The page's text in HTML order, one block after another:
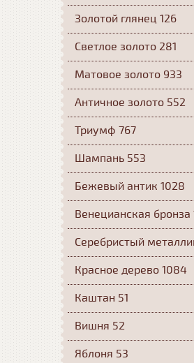
Золотой глянец 126
Светлое золото 281
Матовое золото 933
Античное золото 552
Триумф 767
Шампань 553
Бежевый антик 1028
Венецианская бронза
Серебристый
Красное дерево 1084
Каштан 51
Вишня 52
Яблоня 53